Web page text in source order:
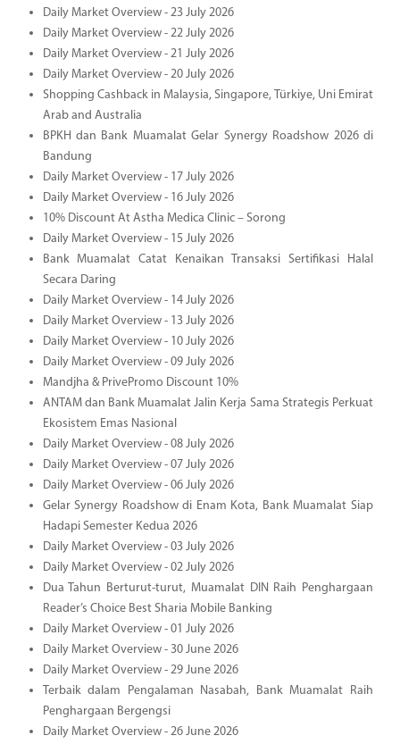
Daily Market Overview - 23 July 2026
Daily Market Overview - 22 July 2026
Daily Market Overview - 21 July 2026
Daily Market Overview - 20 July 2026
Shopping Cashback in Malaysia, Singapore, Türkiye, Uni Emirat
Arab and Australia
BPKH dan Bank Muamalat Gelar Synergy Roadshow 2026 di
Bandung
Daily Market Overview - 17 July 2026
Daily Market Overview - 16 July 2026
10% Discount At Astha Medica Clinic – Sorong
Daily Market Overview - 15 July 2026
Bank Muamalat Catat Kenaikan Transaksi Sertifikasi Halal
Secara Daring
Daily Market Overview - 14 July 2026
Daily Market Overview - 13 July 2026
Daily Market Overview - 10 July 2026
Daily Market Overview - 09 July 2026
Mandjha & PrivePromo Discount 10%
ANTAM dan Bank Muamalat Jalin Kerja Sama Strategis Perkuat
Ekosistem Emas Nasional
Daily Market Overview - 08 July 2026
Daily Market Overview - 07 July 2026
Daily Market Overview - 06 July 2026
Gelar Synergy Roadshow di Enam Kota, Bank Muamalat Siap
Hadapi Semester Kedua 2026
Daily Market Overview - 03 July 2026
Daily Market Overview - 02 July 2026
Dua Tahun Berturut-turut, Muamalat DIN Raih Penghargaan
Reader’s Choice Best Sharia Mobile Banking
Daily Market Overview - 01 July 2026
Daily Market Overview - 30 June 2026
Daily Market Overview - 29 June 2026
Terbaik dalam Pengalaman Nasabah, Bank Muamalat Raih
Penghargaan Bergengsi
Daily Market Overview - 26 June 2026